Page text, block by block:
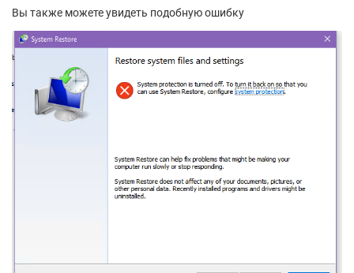
Вы также можете увидеть подобную ошибку